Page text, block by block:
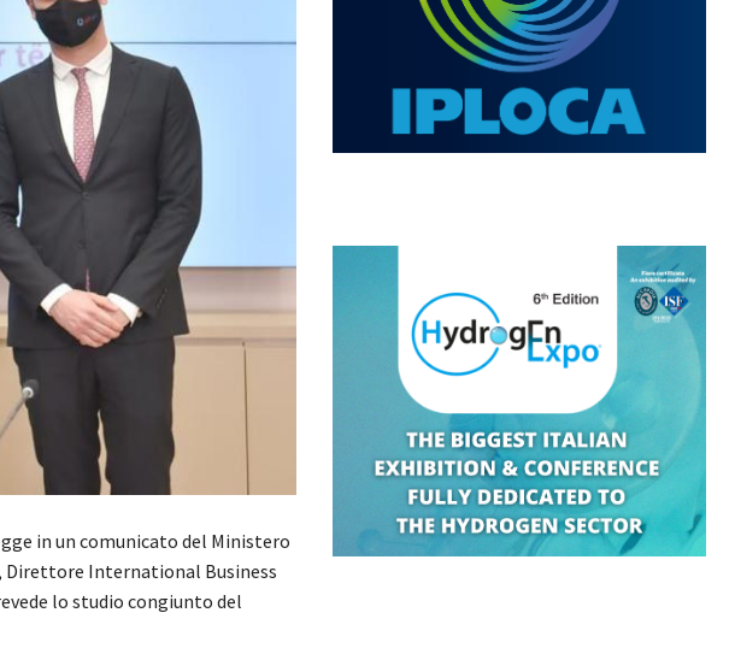
in un comunicato del Ministero
Direttore International Business
lo studio congiunto del